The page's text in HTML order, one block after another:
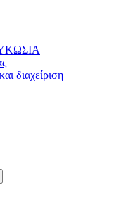
διαχείριση